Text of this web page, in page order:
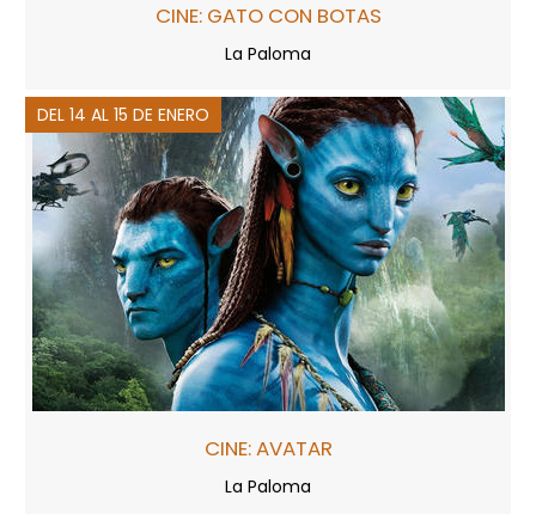
CINE: GATO CON BOTAS
La Paloma
DEL 14 AL 15 DE ENERO
CINE: AVATAR
La Paloma